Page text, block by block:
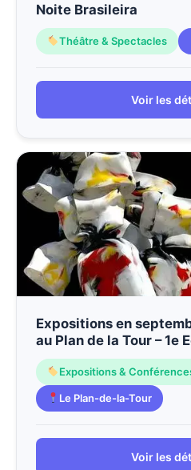
Noite Brasileira
Théâtre & Spectacles
Voir les
Expositions en
au Plan de la Tour – 1e
Expositions &
Le Plan-de-la-Tour
Voir les